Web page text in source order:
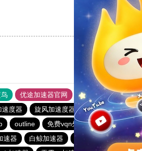
优途加速器官网 风驰加速器 旋风
速度器 旋风加速度器 极风加速器
outline 免费vqn外网 飞狗加速器
速器 白鲸加速器 老王vqn加速
免费